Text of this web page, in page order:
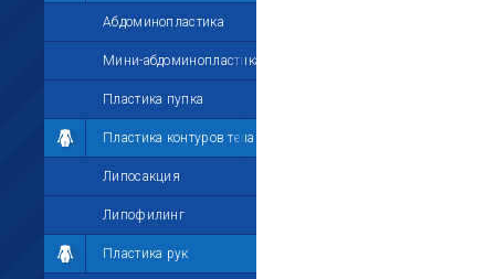
Абдоминопластика
Мини-абдоминопластика
Пластика пупка
Пластика контуров тела
Липосакция
Липофилинг
Пластика рук